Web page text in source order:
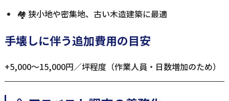
🏘 狭小地や密集地、古い木造建築に最適
手壊しに伴う追加費用の目安
+5,000～15,000円／坪程度（作業人員・日数増加のため）